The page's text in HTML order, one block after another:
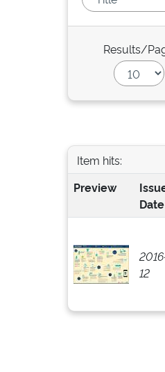
Results/
Item hits:
Preview
Date
12